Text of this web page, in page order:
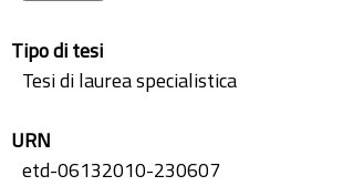
Tipo di tesi
Tesi di laurea specialistica
URN
etd-06132010-230607